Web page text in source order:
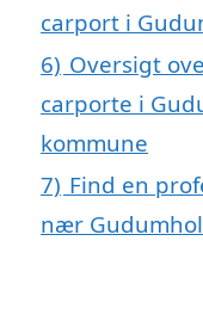
carport i
6) Oversigt
carporte i
kommune
7) Find en
nær